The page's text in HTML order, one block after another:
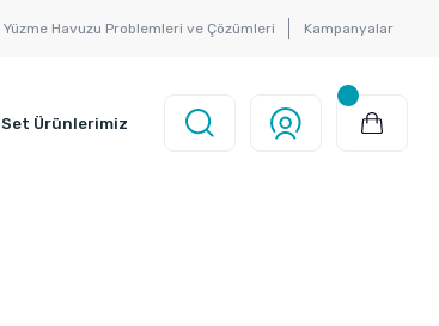
Yüzme Havuzu Problemleri ve Çözümleri Kampanyalar
Set Ürünlerimiz